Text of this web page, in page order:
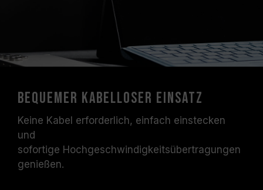
Bequemer kabelloser Einsatz
Keine Kabel erforderlich, einfach einstecken
und
sofortige Hochgeschwindigkeitsübertragungen
genießen.